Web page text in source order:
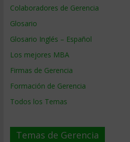
Colaboradores de Gerencia
Glosario
Glosario Inglés – Español
Los mejores MBA
Firmas de Gerencia
Formación de Gerencia
Todos los Temas
Temas de Gerencia